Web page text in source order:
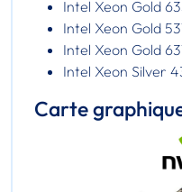
Intel Xeon Gold
Intel Xeon Gold
Intel Xeon Gold
Intel Xeon Silver
Carte